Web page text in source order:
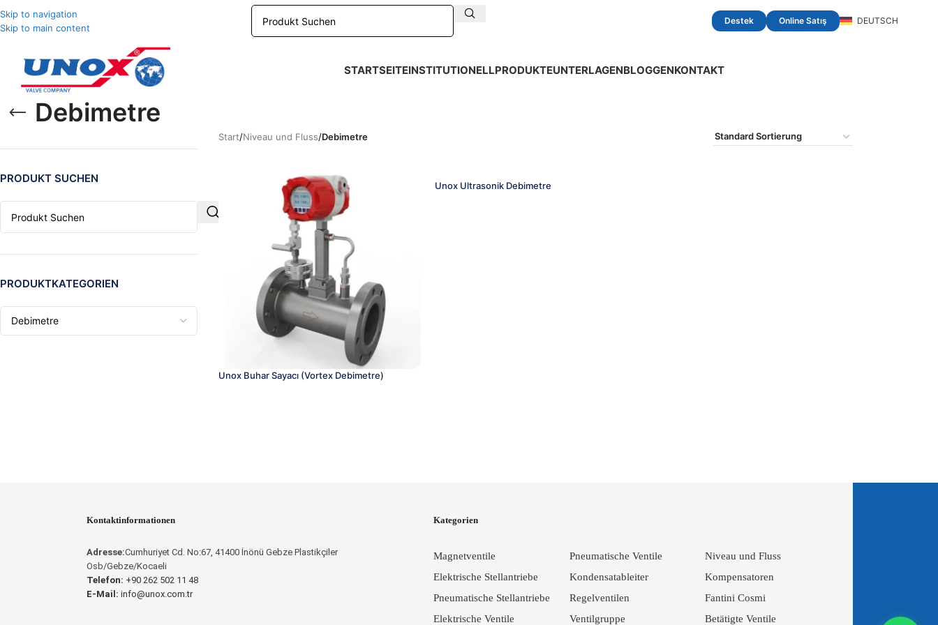
Skip to navigation
Skip to main content
Destek Online Satış DEUTSCH
STARTSEITEINSTITUTIONELLPRODUKTEUNTERLAGENBLOGGENKONTAKT
Debimetre
PRODUKT SUCHEN
PRODUKTKATEGORIEN
Start/Niveau und Fluss/Debimetre
Unox Buhar Sayacı (Vortex Debimetre)
Unox Ultrasonik Debimetre
Kontaktinformationen
Adresse:Cumhuriyet Cd. No:67, 41400 İnönü Gebze Plastikçiler
Osb/Gebze/Kocaeli
Telefon: +90 262 502 11 48
E-Mail: info@unox.com.tr
Kategorien
Magnetventile
Elektrische Stellantriebe
Pneumatische Stellantriebe
Elektrische Ventile
Pneumatische Ventile
Kondensatableiter
Regelventilen
Ventilgruppe
Niveau und Fluss
Kompensatoren
Fantini Cosmi
Betätigte Ventile